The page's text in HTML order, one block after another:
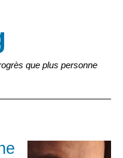
que plus personne